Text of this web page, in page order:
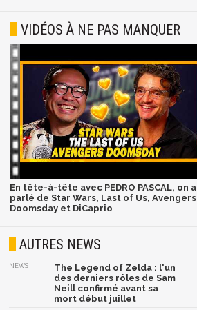
VIDÉOS À NE PAS MANQUER
En tête-à-tête avec PEDRO PASCAL, on a
parlé de Star Wars, Last of Us, Avengers
Doomsday et DiCaprio
AUTRES NEWS
NEWS
The Legend of Zelda : l'un
des derniers rôles de Sam
Neill confirmé avant sa
mort début juillet